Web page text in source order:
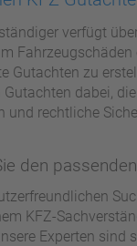
verfügt
Gutachten zu
dabei,
und rechtliche
den
KFZ-
Experten sind